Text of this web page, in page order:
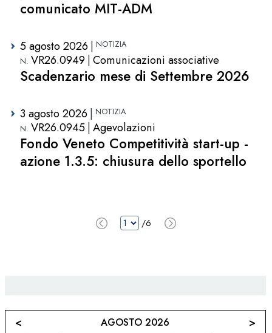
comunicato MIT-ADM
5 agosto 2026
VR26.0949 Comunicazioni associative
Scadenzario mese di Settembre 2026
3 agosto 2026
VR26.0945 Agevolazioni
Fondo Veneto Competitività start-up -
azione 1.3.5: chiusura dello sportello
/6
< AGOSTO 2026 >